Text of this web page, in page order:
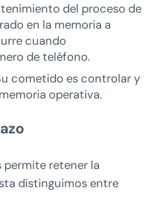
del proceso de
en la memoria a
cuando
de teléfono.
cometido es controlar y
operativa.
permite retener la
distinguimos entre